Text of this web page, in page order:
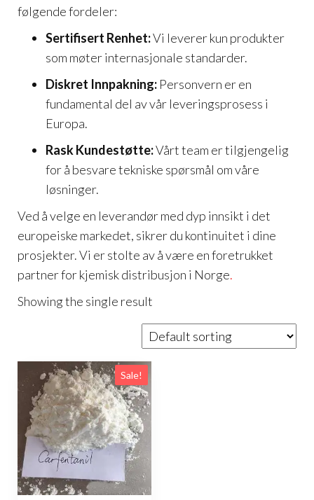
følgende fordeler:
Sertifisert Renhet:Vi leverer kun produkter
som møter internasjonale standarder.
Diskret Innpakning: Personvern er en
fundamental del av vår leveringsprosess i
Europa.
Rask Kundestøtte:Vårt team er tilgjengelig
for å besvare tekniske spørsmål om våre
løsninger.
Ved å velge en leverandør med dyp innsikt i det
europeiske markedet, sikrer du kontinuitet i dine
prosjekter. Vi er stolte av å være en foretrukket
partner for kjemisk distribusjon i Norge.
Showing the single result
Sale!